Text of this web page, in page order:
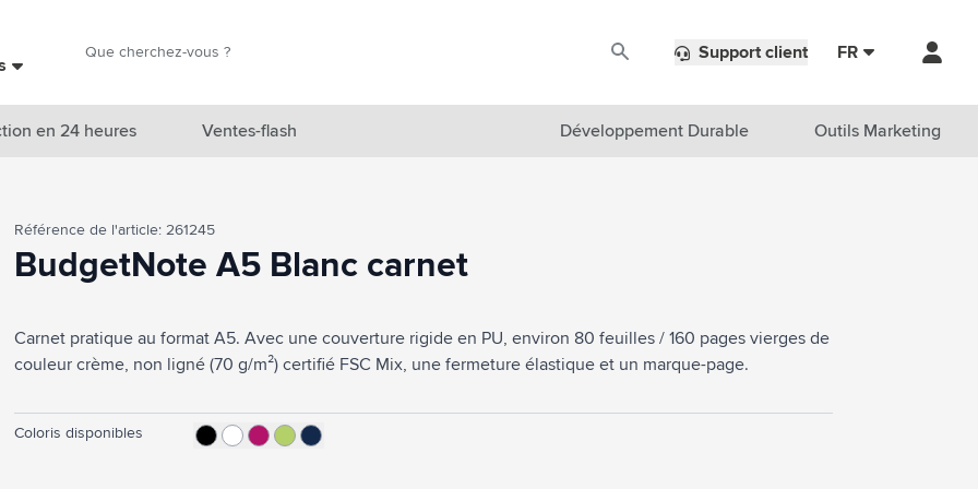
Marques
Accessoires boissons
Cuisiner & Vivre
Support client FR
en 24 heures Ventes-flash Développement Durable Outils Marketing
Référence de l'article: 261245
BudgetNote A5 Blanc carnet
Carnet pratique au format A5. Avec une couverture rigide en PU, environ 80 feuilles / 160 pages vierges de
couleur crème, non ligné (70 g/m²) certifié FSC Mix, une fermeture élastique et un marque-page.
Coloris disponibles